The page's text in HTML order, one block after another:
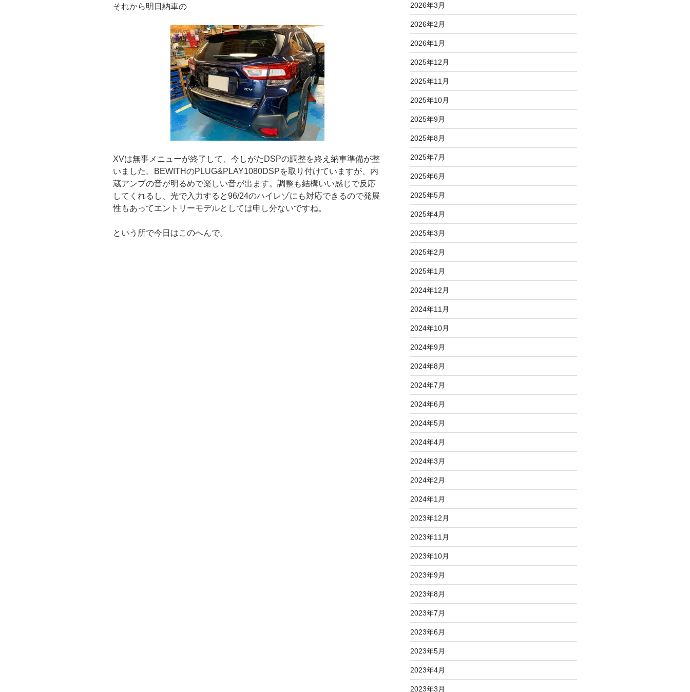
それから明日納車の
XVは無事メニューが終了して、今しがたDSPの調整を終え納車準備が整
いました。BEWITHのPLUG&PLAY1080DSPを取り付けていますが、内
蔵アンプの音が明るめで楽しい音が出ます。調整も結構いい感じで反応
してくれるし、光で入力すると96/24のハイレゾにも対応できるので発展
性もあってエントリーモデルとしては申し分ないですね。
という所で今日はこのへんで。
2026年3月
2026年2月
2026年1月
2025年12月
2025年11月
2025年10月
2025年9月
2025年8月
2025年7月
2025年6月
2025年5月
2025年4月
2025年3月
2025年2月
2025年1月
2024年12月
2024年11月
2024年10月
2024年9月
2024年8月
2024年7月
2024年6月
2024年5月
2024年4月
2024年3月
2024年2月
2024年1月
2023年12月
2023年11月
2023年10月
2023年9月
2023年8月
2023年7月
2023年6月
2023年5月
2023年4月
2023年3月